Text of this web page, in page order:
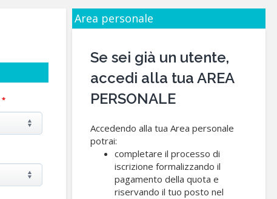
*
Area personale
Se sei già un utente,
accedi alla tua AREA
PERSONALE
Accedendo alla tua Area personale
potrai:
completare il processo di
iscrizione formalizzando il
pagamento della quota e
riservando il tuo posto nel